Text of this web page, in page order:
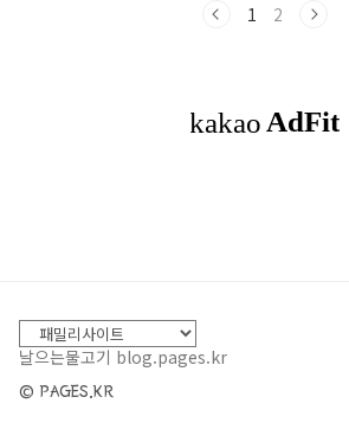
/doc·/test·/review→ Amazon Q Developer
라우저 구동·MCP 툴 확장)VS Code 포크형 통합
IDE + 에이전트→ Cursor (에이전트/매뉴얼/백그
1 2
날으는물고기 blog.pages.kr
© PAGES.KR